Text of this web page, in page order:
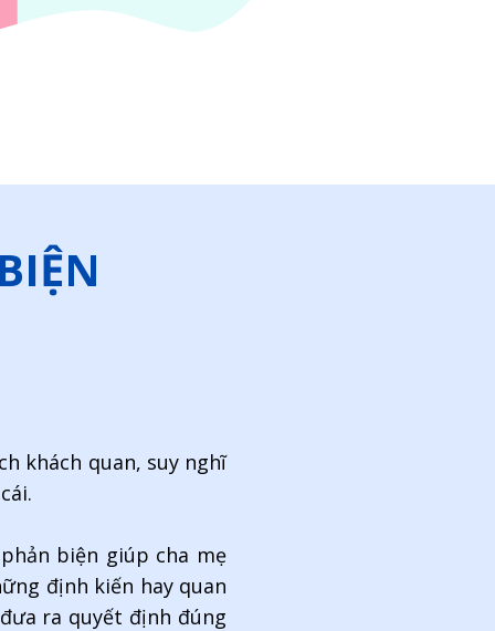
khách quan, suy nghĩ
biện giúp cha mẹ
định kiến hay quan
ra quyết định đúng